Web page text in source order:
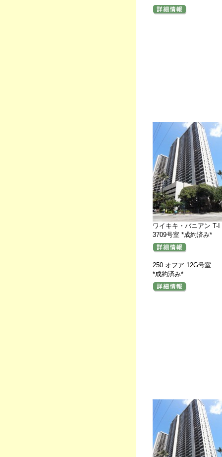
ワイキキ・バニアン T-I
3709号室 *成約済み*
250 オフア 12G号室
*成約済み*